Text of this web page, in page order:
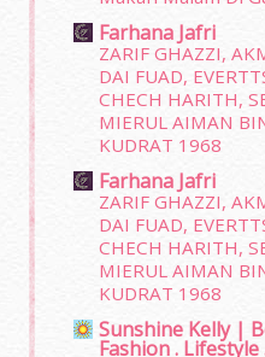
Farhana Jafri
ZARIF GHAZZI,
DAI FUAD,
CHECH HARITH,
MIERUL AIMAN
KUDRAT 1968
Farhana Jafri
ZARIF GHAZZI,
DAI FUAD,
CHECH HARITH,
MIERUL AIMAN
KUDRAT 1968
Sunshine Kelly |
Fashion . Lifestyle